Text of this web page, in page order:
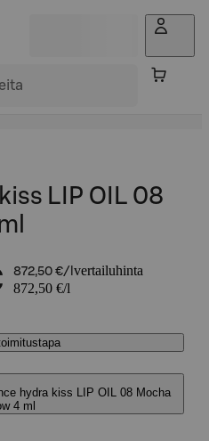
LIP OIL 08
872,50 €/l vertailuhinta
872,50 €/l
hydra kiss LIP OIL 08 Mocha
4 ml